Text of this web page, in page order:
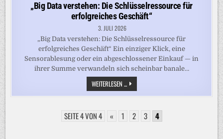
„Big Data verstehen: Die Schlüsselressource für
erfolgreiches Geschäft“
3. JULI 2026
„Big Data verstehen: Die Schlüsselressource für
erfolgreiches Geschäft“ Ein einziger Klick, eine
Sensorablesung oder ein abgeschlossener Einkauf — in
ihrer Summe verwandeln sich scheinbar banale…
WEITERLESEN ...„BIG
DATA
VERSTEHEN:
SCHLÜSSELRESSOURCE
FÜR
ERFOLGREICHES
SEITE 4 VON 4 « 1 2 3 4